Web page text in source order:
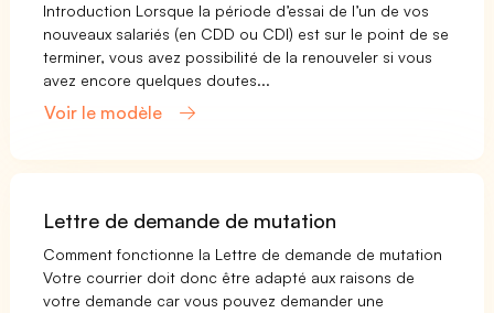
Introduction Lorsque la période d’essai de l’un de vos
nouveaux salariés (en CDD ou CDI) est sur le point de se
terminer, vous avez possibilité de la renouveler si vous
avez encore quelques doutes...
Voir le modèle
Lettre de demande de mutation
Comment fonctionne la Lettre de demande de mutation
Votre courrier doit donc être adapté aux raisons de
votre demande car vous pouvez demander une